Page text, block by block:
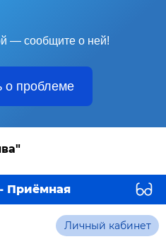
— сообщите о ней!
о проблеме
Приёмная
Личный кабинет